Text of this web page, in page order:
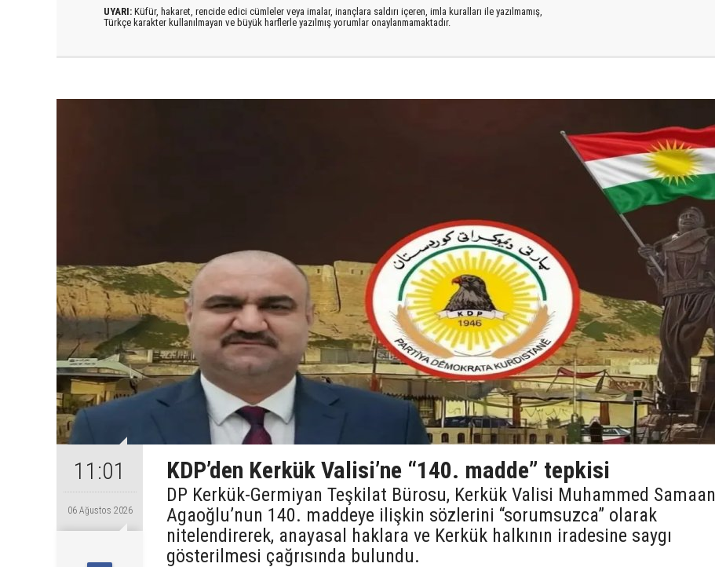
UYARI: Küfür, hakaret, rencide edici cümleler veya imalar, inançlara saldırı içeren, imla kuralları ile yazılmamış,
Türkçe karakter kullanılmayan ve büyük harflerle yazılmış yorumlar onaylanmamaktadır.
11:01
06 Ağustos 2026
KDP’den Kerkük Valisi’ne “140. madde” tepkisi
DP Kerkük-Germiyan Teşkilat Bürosu, Kerkük Valisi Muhammed Samaan
Agaoğlu’nun 140. maddeye ilişkin sözlerini “sorumsuzca” olarak
nitelendirerek, anayasal haklara ve Kerkük halkının iradesine saygı
gösterilmesi çağrısında bulundu.